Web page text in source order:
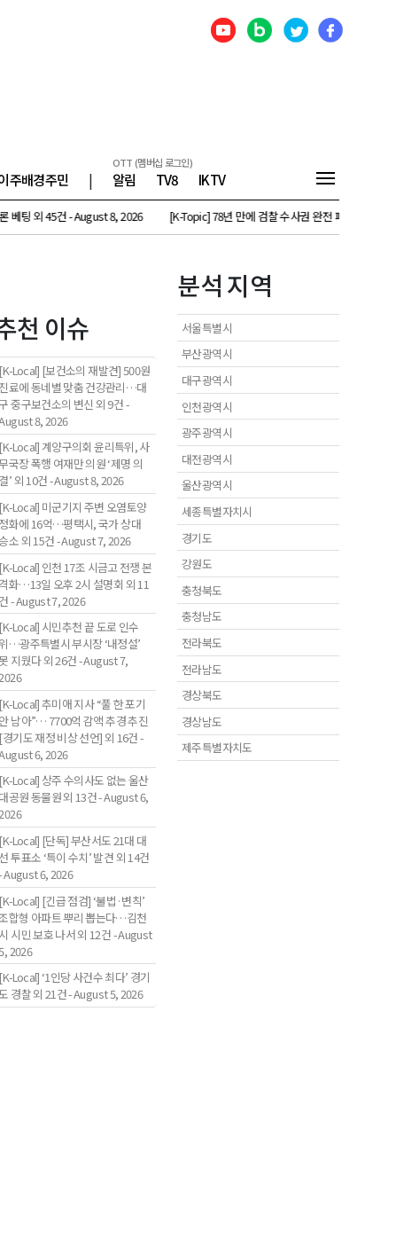
주배경주민 |
OTT (멤버십 로그인)
알림 TV8 IKTV
45건 - August 8, 2026 [K-Topic] 78년 만에 검찰 수사권 완전 폐지…고개 드는 위헌
천 이슈
[K-Local] [보건소의 재발견] 500원
진료에 동네별 맞춤 건강관리…대
중구보건소의 변신 외 9건 -
8, 2026
[K-Local] 계양구의회 윤리특위, 사
국장 폭행 여재만 의원 ‘제명 의
결’ 외 10건 - August 8, 2026
[K-Local] 미군기지 주변 오염토양
정화에 16억…평택시, 국가 상대
소 외 15건 - August 7, 2026
[K-Local] 인천 17조 시금고 전쟁 본
격화…13일 오후 2시 설명회 외 11
건 - August 7, 2026
[K-Local] 시민추천 끝 도로 인수
…광주특별시 부시장 ‘내정설’
지웠다 외 26건 - August 7,
[K-Local] 추미애 지사 “풀 한 포기
안 남아”… 7700억 감액 추경 추진
[경기도 재정 비상 선언] 외 16건 -
6, 2026
[K-Local] 상주 수의사도 없는 울산
대공원 동물원 외 13건 - August 6,
[K-Local] [단독] 부산서도 21대 대
선 투표소 ‘특이 수치’ 발견 외 14건
August 6, 2026
[K-Local] [긴급 점검] ‘불법·변칙’
합형 아파트 뿌리 뽑는다…김천
시 시민 보호 나서 외 12건 - August
2026
[K-Local] ‘1인당 사건수 최다’ 경기
경찰 외 21건 - August 5, 2026
분석 지역
서울특별시
부산광역시
대구광역시
인천광역시
광주광역시
대전광역시
울산광역시
세종특별자치시
경기도
강원도
충청북도
충청남도
전라북도
전라남도
경상북도
경상남도
제주특별자치도